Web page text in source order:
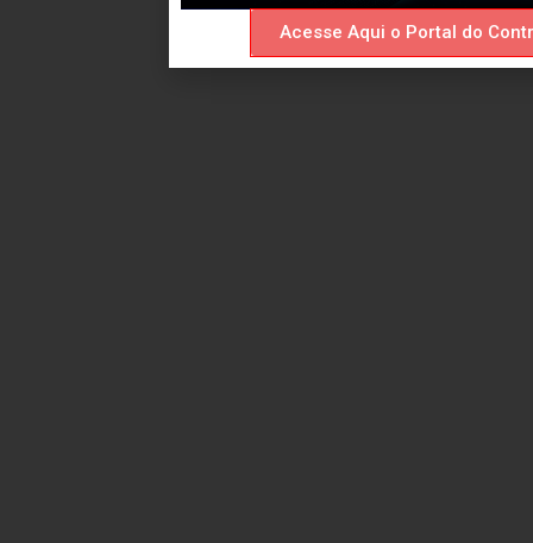
Acesse Aqui o Portal do